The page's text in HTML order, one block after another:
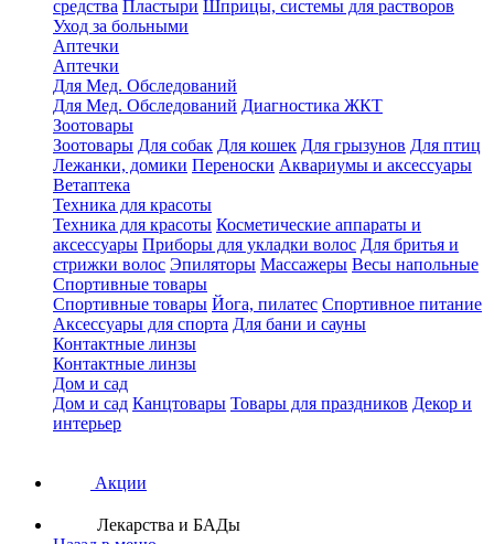
средства Пластыри Шприцы, системы для растворов
Уход за больными
Аптечки
Аптечки
Для Мед. Обследований
Для Мед. Обследований Диагностика ЖКТ
Зоотовары
Зоотовары Для собак Для кошек Для грызунов Для птиц
Лежанки, домики Переноски Аквариумы и аксессуары
Ветаптека
Техника для красоты
Техника для красоты Косметические аппараты и
аксессуары Приборы для укладки волос Для бритья и
стрижки волос Эпиляторы Массажеры Весы напольные
Спортивные товары
Спортивные товары Йога, пилатес Спортивное питание
Аксессуары для спорта Для бани и сауны
Контактные линзы
Контактные линзы
Дом и сад
Дом и сад Канцтовары Товары для праздников Декор и
интерьер
Акции
Лекарства и БАДы